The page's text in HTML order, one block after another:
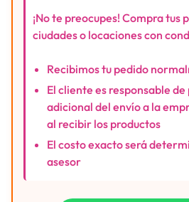
¡No te preocupes! Compra tus
ciudades o locaciones con
Recibimos tu pedido
El cliente es responsable
adicional del envío a la
al recibir los productos
El costo exacto será
asesor